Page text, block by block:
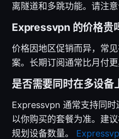
离隧道和多跳功能。请注
Expressvpn 的价格贵
价格因地区促销而异，常
案。长期订阅通常比月付更
是否需要同时在多设备
Expressvpn 通常支持同时
以你购买的套餐为准。建
规划设备数量。